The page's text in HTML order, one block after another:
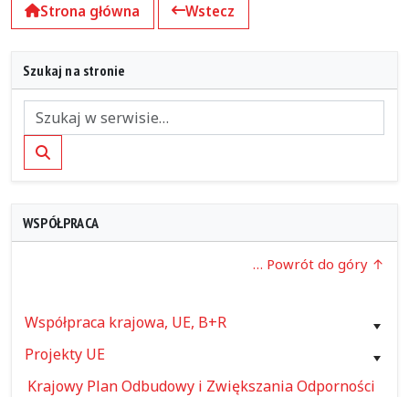
Strona główna
Wstecz
Szukaj na stronie
Szukaj
WSPÓŁPRACA
… Powrót do góry
Współpraca krajowa, UE, B+R
Projekty UE
Krajowy Plan Odbudowy i Zwiększania Odporności